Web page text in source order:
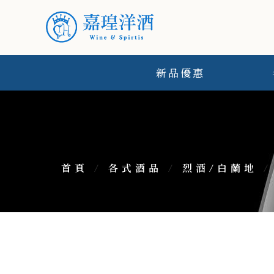
新品優惠
首頁 / 各式酒品 / 烈酒/白蘭地 /